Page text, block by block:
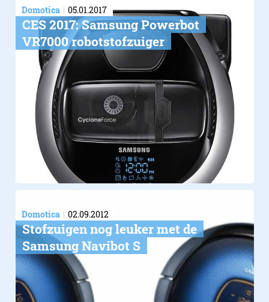
Domotica 05.01.2017
CES 2017: Samsung Powerbot
VR7000 robotstofzuiger
Domotica 02.09.2012
Stofzuigen nog leuker met de
Samsung Navibot S